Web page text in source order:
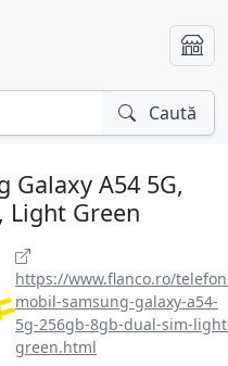
Caută
Galaxy A54 5G,
Light Green
https://www.flanco.ro/
mobil-samsung-galaxy-a54-
5g-256gb-8gb-dual-sim-
green.html